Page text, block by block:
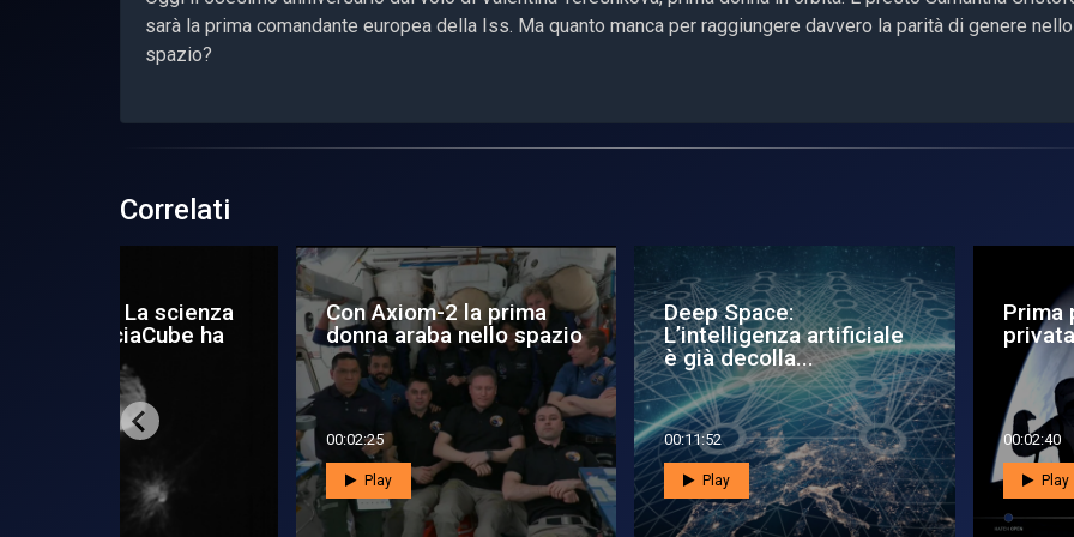
sarà la prima comandante europea della Iss. Ma quanto manca per raggiungere davvero la parità di genere nello
spazio?
Correlati
Con Axiom-2 la prima
donna araba nello spazio
Deep Space:
L’intelligenza artificiale
è già decolla...
00:11:52
Play
Prima passeggiata
privata nello spazio
00:02:40
Play